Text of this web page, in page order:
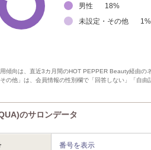
男性
18%
未設定・その他
1 %
傾向は、直近3カ月間のHOT PEPPER Beauty経由の
の他」は、会員情報の性別欄で「回答しない」「自由
のサロンデータ
番号を表示